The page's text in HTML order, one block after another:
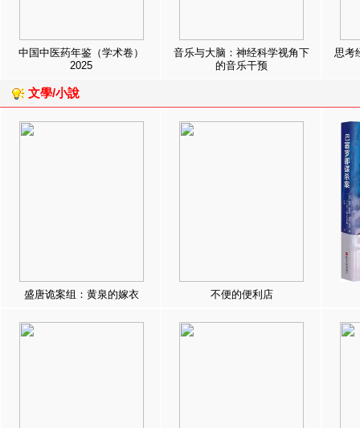
中国中医药年鉴（学术卷）
2025
音乐与大脑：神经科学视角下
的音乐干预
思考
文學/小說
盛唐诡案组：黄泉的嫁衣 不便的便利店